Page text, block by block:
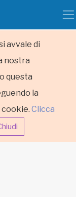
avvale di
nostra
questa
la
cookie. Clicca